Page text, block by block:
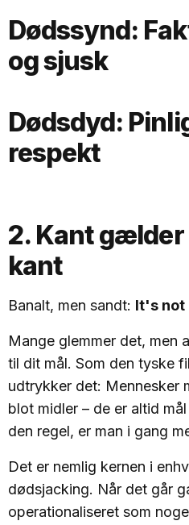
Dødssynd:
og sjusk
Dødsdyd:
respekt
2. Kant gælder
kant
Banalt, men sandt: It's not
Mange glemmer det, men
til dit mål. Som den tyske
udtrykker det: Mennesker
blot midler – de er altid
den regel, er man i gang
Det er nemlig kernen i
dødsjacking. Når det går
operationaliseret som